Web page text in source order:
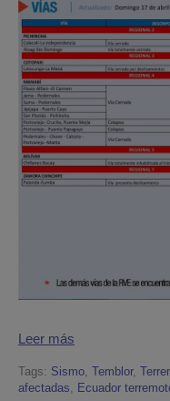
Leer más
Tags: Sismo, Temblor,
afectadas, Ecuador